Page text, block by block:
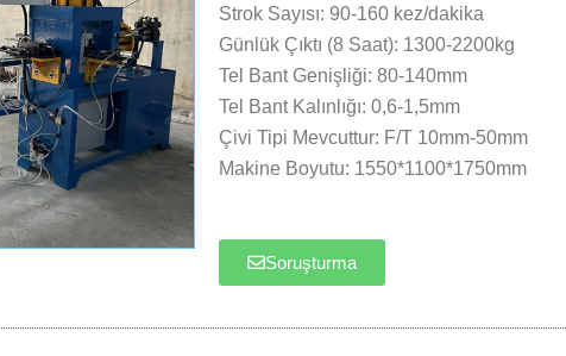
Strok Sayısı: 90-160 kez/dakika
Günlük Çıktı (8 Saat): 1300-2200kg
Tel Bant Genişliği: 80-140mm
Tel Bant Kalınlığı: 0,6-1,5mm
Çivi Tipi Mevcuttur: F/T 10mm-50mm
Makine Boyutu: 1550*1100*1750mm
Soruşturma